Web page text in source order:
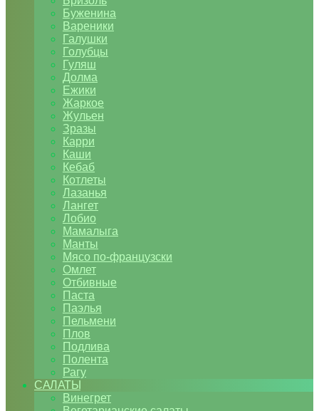
Буженина
Вареники
Галушки
Голубцы
Гуляш
Долма
Ежики
Жаркое
Жульен
Зразы
Карри
Каши
Кебаб
Котлеты
Лазанья
Лангет
Лобио
Мамалыга
Манты
Мясо по-французски
Омлет
Отбивные
Паста
Паэлья
Пельмени
Плов
Подлива
Полента
Рагу
САЛАТЫ
Винегрет